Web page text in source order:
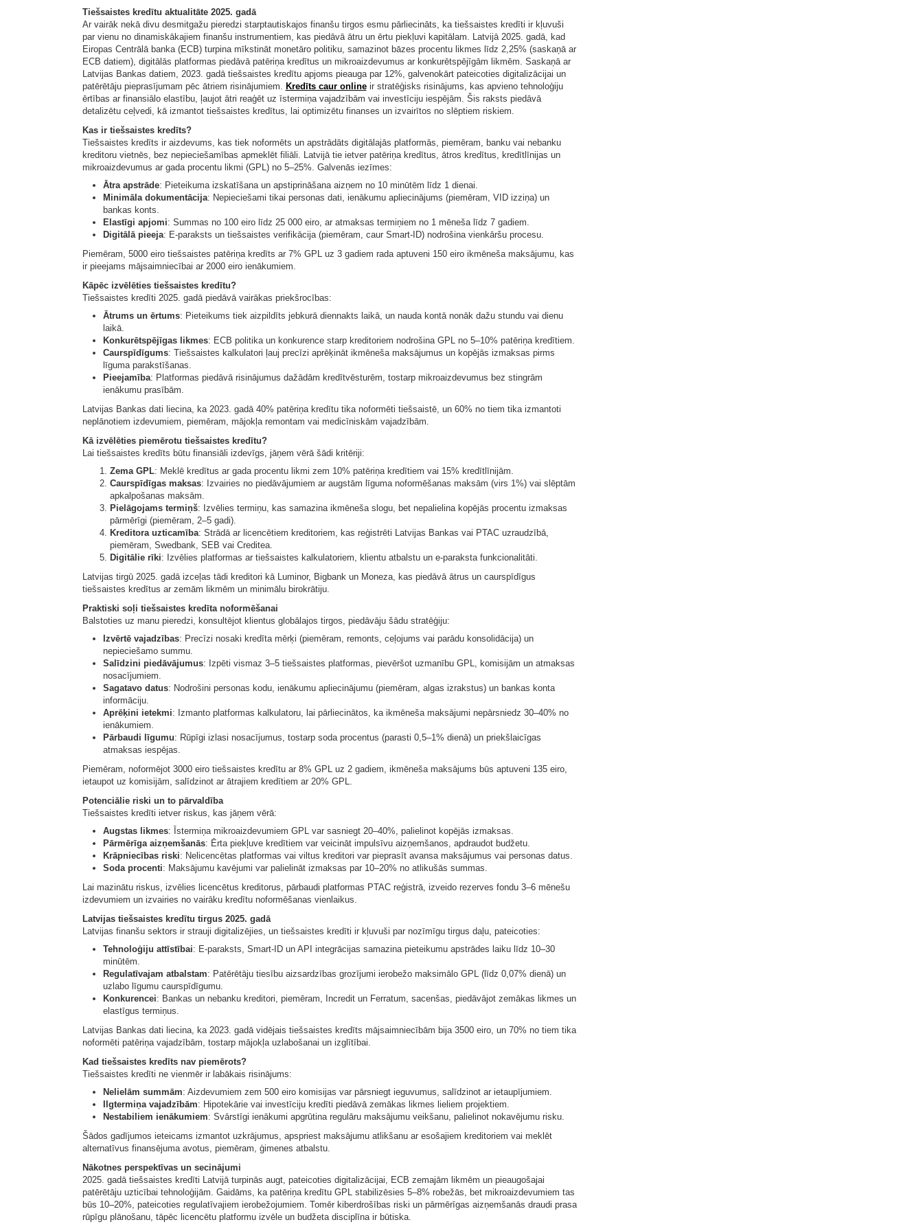
Tiešsaistes kredītu aktualitāte 2025. gadā
Ar vairāk nekā divu desmitgažu pieredzi starptautiskajos finanšu tirgos esmu pārliecināts, ka tiešsaistes kredīti ir kļuvuši
par vienu no dinamiskākajiem finanšu instrumentiem, kas piedāvā ātru un ērtu piekļuvi kapitālam. Latvijā 2025. gadā, kad
Eiropas Centrālā banka (ECB) turpina mīkstināt monetāro politiku, samazinot bāzes procentu likmes līdz 2,25% (saskaņā ar
ECB datiem), digitālās platformas piedāvā patēriņa kredītus un mikroaizdevumus ar konkurētspējīgām likmēm. Saskaņā ar
Latvijas Bankas datiem, 2023. gadā tiešsaistes kredītu apjoms pieauga par 12%, galvenokārt pateicoties digitalizācijai un
patērētāju pieprasījumam pēc ātriem risinājumiem. Kredīts caur onlineir stratēģisks risinājums, kas apvieno tehnoloģiju
ērtības ar finansiālo elastību, ļaujot ātri reaģēt uz īstermiņa vajadzībām vai investīciju iespējām. Šis raksts piedāvā
detalizētu ceļvedi, kā izmantot tiešsaistes kredītus, lai optimizētu finanses un izvairītos no slēptiem riskiem.
Kas ir tiešsaistes kredīts?
Tiešsaistes kredīts ir aizdevums, kas tiek noformēts un apstrādāts digitālajās platformās, piemēram, banku vai nebanku
kreditoru vietnēs, bez nepieciešamības apmeklēt filiāli. Latvijā tie ietver patēriņa kredītus, ātros kredītus, kredītlīnijas un
mikroaizdevumus ar gada procentu likmi (GPL) no 5–25%. Galvenās iezīmes:
Ātra apstrāde: Pieteikuma izskatīšana un apstiprināšana aizņem no 10 minūtēm līdz 1 dienai.
Minimāla dokumentācija: Nepieciešami tikai personas dati, ienākumu apliecinājums (piemēram, VID izziņa) un
bankas konts.
Elastīgi apjomi: Summas no 100 eiro līdz 25 000 eiro, ar atmaksas termiņiem no 1 mēneša līdz 7 gadiem.
Digitālā pieeja: E-paraksts un tiešsaistes verifikācija (piemēram, caur Smart-ID) nodrošina vienkāršu procesu.
Piemēram, 5000 eiro tiešsaistes patēriņa kredīts ar 7% GPL uz 3 gadiem rada aptuveni 150 eiro ikmēneša maksājumu, kas
ir pieejams mājsaimniecībai ar 2000 eiro ienākumiem.
Kāpēc izvēlēties tiešsaistes kredītu?
Tiešsaistes kredīti 2025. gadā piedāvā vairākas priekšrocības:
Ātrums un ērtums: Pieteikums tiek aizpildīts jebkurā diennakts laikā, un nauda kontā nonāk dažu stundu vai dienu
laikā.
Konkurētspējīgas likmes: ECB politika un konkurence starp kreditoriem nodrošina GPL no 5–10% patēriņa kredītiem.
Caurspīdīgums: Tiešsaistes kalkulatori ļauj precīzi aprēķināt ikmēneša maksājumus un kopējās izmaksas pirms
līguma parakstīšanas.
Pieejamība: Platformas piedāvā risinājumus dažādām kredītvēsturēm, tostarp mikroaizdevumus bez stingrām
ienākumu prasībām.
Latvijas Bankas dati liecina, ka 2023. gadā 40% patēriņa kredītu tika noformēti tiešsaistē, un 60% no tiem tika izmantoti
neplānotiem izdevumiem, piemēram, mājokļa remontam vai medicīniskām vajadzībām.
Kā izvēlēties piemērotu tiešsaistes kredītu?
Lai tiešsaistes kredīts būtu finansiāli izdevīgs, jāņem vērā šādi kritēriji:
Zema GPL: Meklē kredītus ar gada procentu likmi zem 10% patēriņa kredītiem vai 15% kredītlīnijām.
Caurspīdīgas maksas: Izvairies no piedāvājumiem ar augstām līguma noformēšanas maksām (virs 1%) vai slēptām
apkalpošanas maksām.
Pielāgojams termiņš: Izvēlies termiņu, kas samazina ikmēneša slogu, bet nepalielina kopējās procentu izmaksas
pārmērīgi (piemēram, 2–5 gadi).
Kreditora uzticamība: Strādā ar licencētiem kreditoriem, kas reģistrēti Latvijas Bankas vai PTAC uzraudzībā,
piemēram, Swedbank, SEB vai Creditea.
Digitālie rīki: Izvēlies platformas ar tiešsaistes kalkulatoriem, klientu atbalstu un e-paraksta funkcionalitāti.
Latvijas tirgū 2025. gadā izceļas tādi kreditori kā Luminor, Bigbank un Moneza, kas piedāvā ātrus un caurspīdīgus
tiešsaistes kredītus ar zemām likmēm un minimālu birokrātiju.
Praktiski soļi tiešsaistes kredīta noformēšanai
Balstoties uz manu pieredzi, konsultējot klientus globālajos tirgos, piedāvāju šādu stratēģiju:
Izvērtē vajadzības: Precīzi nosaki kredīta mērķi (piemēram, remonts, ceļojums vai parādu konsolidācija) un
nepieciešamo summu.
Salīdzini piedāvājumus: Izpēti vismaz 3–5 tiešsaistes platformas, pievēršot uzmanību GPL, komisijām un atmaksas
nosacījumiem.
Sagatavo datus: Nodrošini personas kodu, ienākumu apliecinājumu (piemēram, algas izrakstus) un bankas konta
informāciju.
Aprēķini ietekmi: Izmanto platformas kalkulatoru, lai pārliecinātos, ka ikmēneša maksājumi nepārsniedz 30–40% no
ienākumiem.
Pārbaudi līgumu: Rūpīgi izlasi nosacījumus, tostarp soda procentus (parasti 0,5–1% dienā) un priekšlaicīgas
atmaksas iespējas.
Piemēram, noformējot 3000 eiro tiešsaistes kredītu ar 8% GPL uz 2 gadiem, ikmēneša maksājums būs aptuveni 135 eiro,
ietaupot uz komisijām, salīdzinot ar ātrajiem kredītiem ar 20% GPL.
Potenciālie riski un to pārvaldība
Tiešsaistes kredīti ietver riskus, kas jāņem vērā:
Augstas likmes: Īstermiņa mikroaizdevumiem GPL var sasniegt 20–40%, palielinot kopējās izmaksas.
Pārmērīga aizņemšanās: Ērta piekļuve kredītiem var veicināt impulsīvu aizņemšanos, apdraudot budžetu.
Krāpniecības riski: Nelicencētas platformas vai viltus kreditori var pieprasīt avansa maksājumus vai personas datus.
Soda procenti: Maksājumu kavējumi var palielināt izmaksas par 10–20% no atlikušās summas.
Lai mazinātu riskus, izvēlies licencētus kreditorus, pārbaudi platformas PTAC reģistrā, izveido rezerves fondu 3–6 mēnešu
izdevumiem un izvairies no vairāku kredītu noformēšanas vienlaikus.
Latvijas tiešsaistes kredītu tirgus 2025. gadā
Latvijas finanšu sektors ir strauji digitalizējies, un tiešsaistes kredīti ir kļuvuši par nozīmīgu tirgus daļu, pateicoties:
Tehnoloģiju attīstībai: E-paraksts, Smart-ID un API integrācijas samazina pieteikumu apstrādes laiku līdz 10–30
minūtēm.
Regulatīvajam atbalstam: Patērētāju tiesību aizsardzības grozījumi ierobežo maksimālo GPL (līdz 0,07% dienā) un
uzlabo līgumu caurspīdīgumu.
Konkurencei: Bankas un nebanku kreditori, piemēram, Incredit un Ferratum, sacenšas, piedāvājot zemākas likmes un
elastīgus termiņus.
Latvijas Bankas dati liecina, ka 2023. gadā vidējais tiešsaistes kredīts mājsaimniecībām bija 3500 eiro, un 70% no tiem tika
noformēti patēriņa vajadzībām, tostarp mājokļa uzlabošanai un izglītībai.
Kad tiešsaistes kredīts nav piemērots?
Tiešsaistes kredīti ne vienmēr ir labākais risinājums:
Nelielām summām: Aizdevumiem zem 500 eiro komisijas var pārsniegt ieguvumus, salīdzinot ar ietaupījumiem.
Ilgtermiņa vajadzībām: Hipotekārie vai investīciju kredīti piedāvā zemākas likmes lieliem projektiem.
Nestabiliem ienākumiem: Svārstīgi ienākumi apgrūtina regulāru maksājumu veikšanu, palielinot nokavējumu risku.
Šādos gadījumos ieteicams izmantot uzkrājumus, apspriest maksājumu atlikšanu ar esošajiem kreditoriem vai meklēt
alternatīvus finansējuma avotus, piemēram, ģimenes atbalstu.
Nākotnes perspektīvas un secinājumi
2025. gadā tiešsaistes kredīti Latvijā turpinās augt, pateicoties digitalizācijai, ECB zemajām likmēm un pieaugošajai
patērētāju uzticībai tehnoloģijām. Gaidāms, ka patēriņa kredītu GPL stabilizēsies 5–8% robežās, bet mikroaizdevumiem tas
būs 10–20%, pateicoties regulatīvajiem ierobežojumiem. Tomēr kiberdrošības riski un pārmērīgas aizņemšanās draudi prasa
rūpīgu plānošanu, tāpēc licencētu platformu izvēle un budžeta disciplīna ir būtiska.